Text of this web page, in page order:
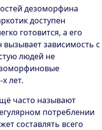
дезоморфина
доступен
готовится, а его
зависимость с
людей не
лет.
часто называют
потреблении
составлять всего